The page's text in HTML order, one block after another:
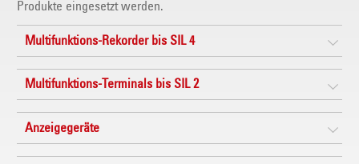
Produkte eingesetzt werden.
Multifunktions-Rekorder bis SIL 4
Multifunktions-Terminals bis SIL 2
Anzeigegeräte